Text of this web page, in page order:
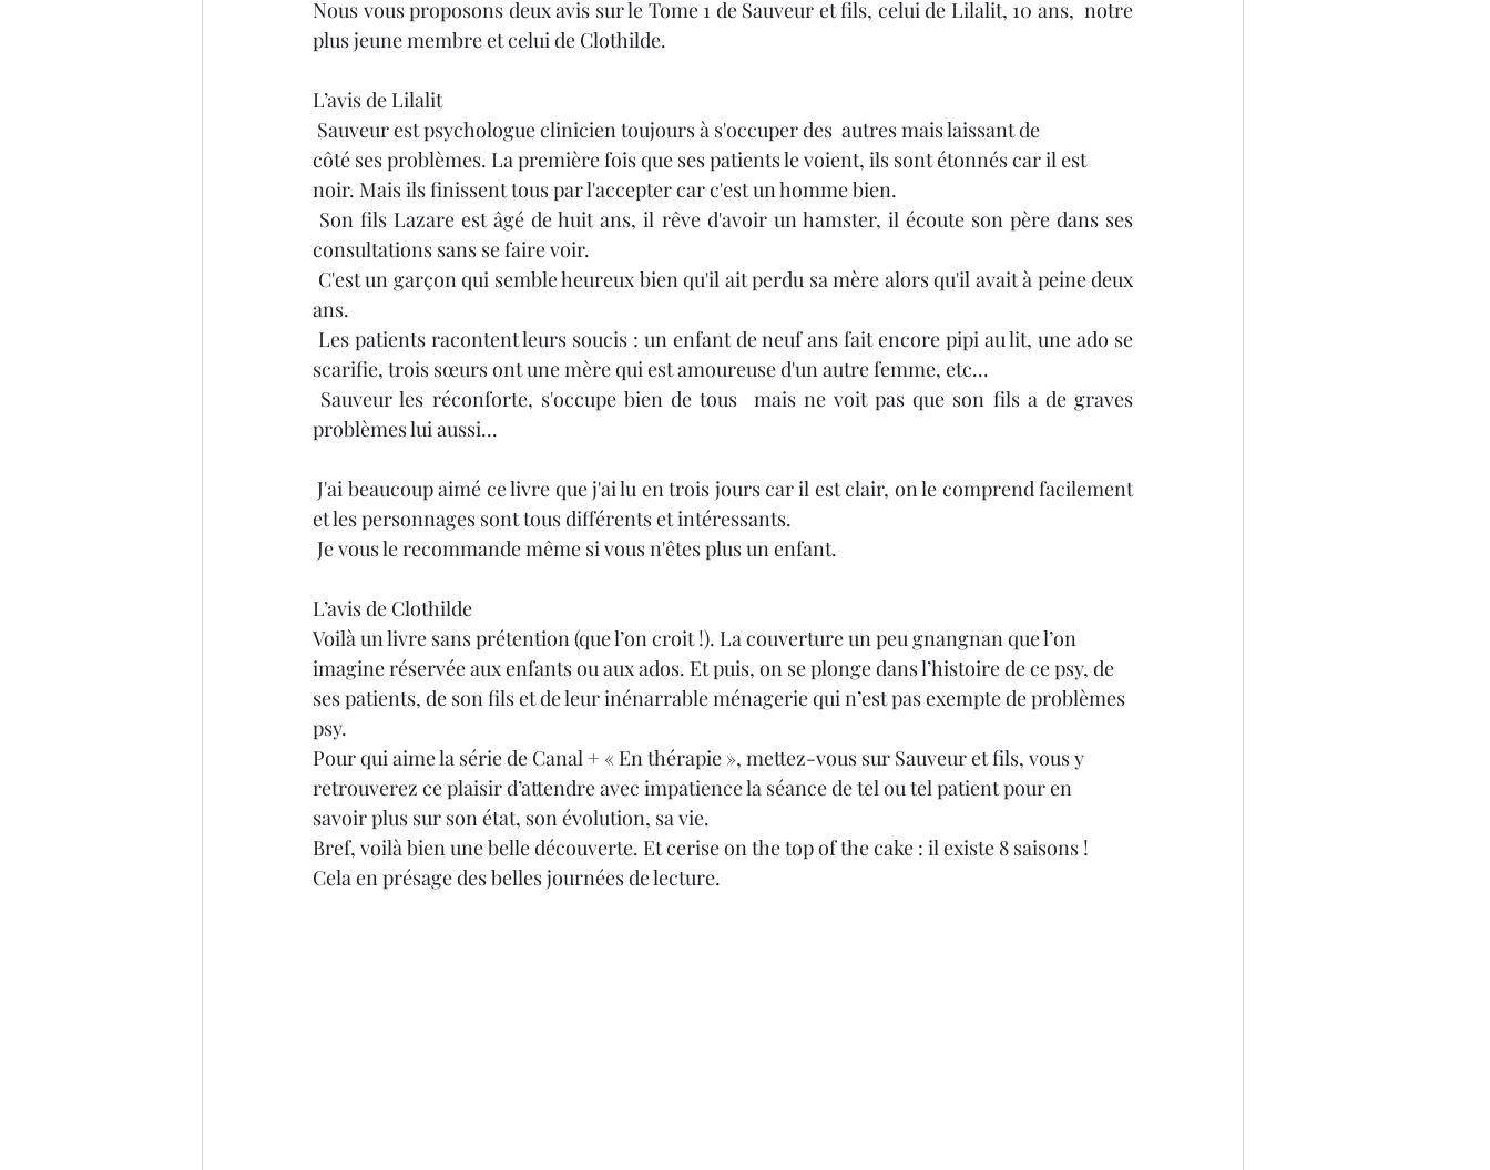
Thriller Salon du livre Noël 2023 Book Haul
Nous vous proposons deux avis sur le Tome 1 de Sauveur et fils, celui de Lilalit, 10 ans,  notre
plus jeune membre et celui de Clothilde.
L’avis de Lilalit
Sauveur est psychologue clinicien toujours à s'occuper des  autres mais laissant de
côté ses problèmes. La première fois que ses patients le voient, ils sont étonnés car il est
noir. Mais ils finissent tous par l'accepter car c'est un homme bien.
consultations sans se faire voir.
ans.
scarifie, trois sœurs ont une mère qui est amoureuse d'un autre femme, etc...
problèmes lui aussi...
J'ai beaucoup aimé ce livre que j'ai lu en trois jours car il est clair, on le comprend facilement
et les personnages sont tous différents et intéressants.
Je vous le recommande même si vous n'êtes plus un enfant.
L’avis de Clothilde
Voilà un livre sans prétention (que l’on croit !). La couverture un peu gnangnan que l’on
imagine réservée aux enfants ou aux ados. Et puis, on se plonge dans l’histoire de ce psy, de
ses patients, de son fils et de leur inénarrable ménagerie qui n’est pas exempte de problèmes
psy.
Pour qui aime la série de Canal + « En thérapie », mettez-vous sur Sauveur et fils, vous y
retrouverez ce plaisir d’attendre avec impatience la séance de tel ou tel patient pour en
savoir plus sur son état, son évolution, sa vie.
Bref, voilà bien une belle découverte. Et cerise on the top of the cake : il existe 8 saisons !
Cela en présage des belles journées de lecture.